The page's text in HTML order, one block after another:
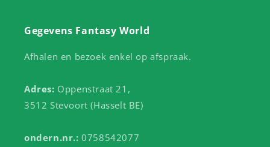
Gegevens Fantasy World
Afhalen en bezoek enkel op afspraak.
Adres: Oppenstraat 21,
3512 Stevoort (Hasselt BE)
ondern.nr.: 0758542077